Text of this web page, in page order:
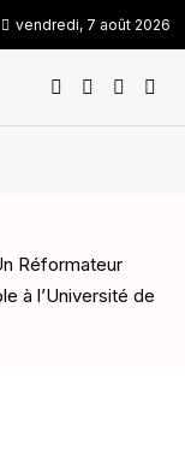
vendredi, 7 août 2026
Réformateur
à l’Université de